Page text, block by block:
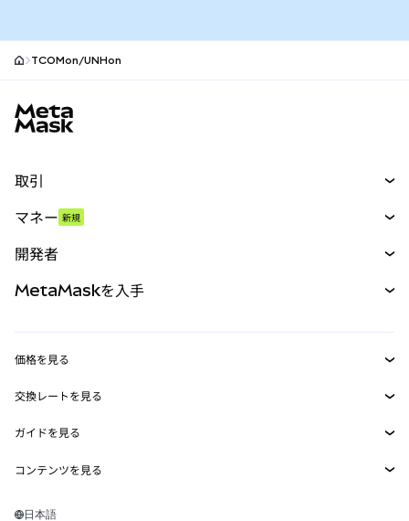
TCOMon/UNHon
取引
パーペチュアル
RWA
マネー 新規
開発者
MetaMask Connect
Snaps
Web3サービス
MetaMaskを入手
セキュリティ
サポート
キャリア
価格を見る
イーサリアムの価格
Solanaの価格
Tetherの価格
交換レートを見る
ETH→USD
USDT→INR
ガイドを見る
ETHの購入
コンテンツを見る
Solanaウォレット
日本語